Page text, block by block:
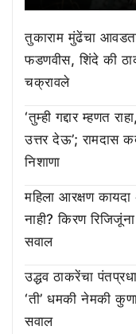
तुकाराम मुंढेंचा
फडणवीस, शिंदे की
चक्रावले
‘तुम्ही गद्दार म्हणत
उत्तर देऊ’; रामदास
निशाणा
महिला आरक्षण
नाही? किरण
सवाल
उद्धव ठाकरेंचा
‘ती’ धमकी नेमकी
सवाल